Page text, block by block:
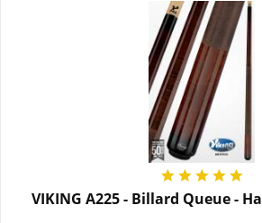
VIKING A225 - Billard Queue -